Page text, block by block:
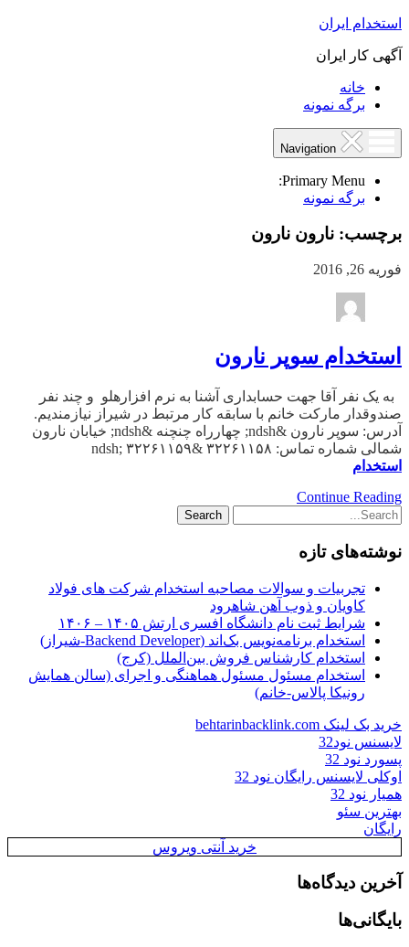
استخدام ایران
آگهی کار ایران
خانه
برگه نمونه
Primary Menu:
برگه نمونه
برچسب: نارون نارون
فوریه 26, 2016
استخدام سوپر نارون
به یک نفر آقا جهت حسابداری آشنا به نرم افزارهلو و چند نفر
صندوقدار مارکت خانم با سابقه کار مرتبط در شیراز نیازمندیم.
آدرس: سوپر نارون &ndsh; چهارراه چنچنه &ndsh; خیابان نارون
شمالی شماره تماس: ۳۲۲۶۱۱۵۸ &ndsh; ۳۲۲۶۱۱۵۹
استخدام
Continue Reading
نوشته‌های تازه
تجربیات و سوالات مصاحبه استخدام شرکت های فولاد
کاویان و ذوب آهن شاهرود
شرایط ثبت نام دانشگاه افسری ارتش ۱۴۰۵ – ۱۴۰۶
استخدام برنامه‌نویس بک‌اند (Backend Developer-شیراز)
استخدام کارشناس فروش بین‌الملل (کرج)
استخدام مسئول مسئول هماهنگی و اجرای (سالن همایش
رونیکا پالاس-خانم)
خرید بک لینک behtarinbacklink.com
لایسنس نود32
پسورد نود 32
اوکلی لایسنس رایگان نود 32
همیار نود 32
بهترین سئو
رایگان
خرید آنتی ویروس
آخرین دیدگاه‌ها
بایگانی‌ها